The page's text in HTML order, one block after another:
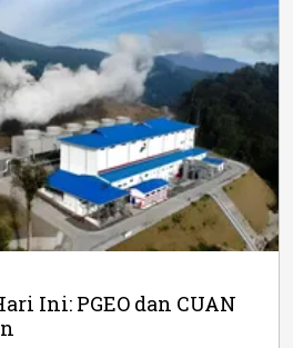
Ini: PGEO dan CUAN